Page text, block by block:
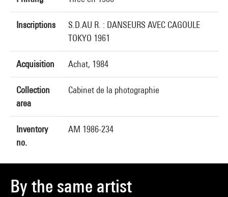
Inscriptions
S.D.AU R. : DANSEURS AVEC CAGOULE
TOKYO 1961
Acquisition Achat, 1984
Collection
area
Cabinet de la photographie
Inventory
no.
AM 1986-234
By the same artist